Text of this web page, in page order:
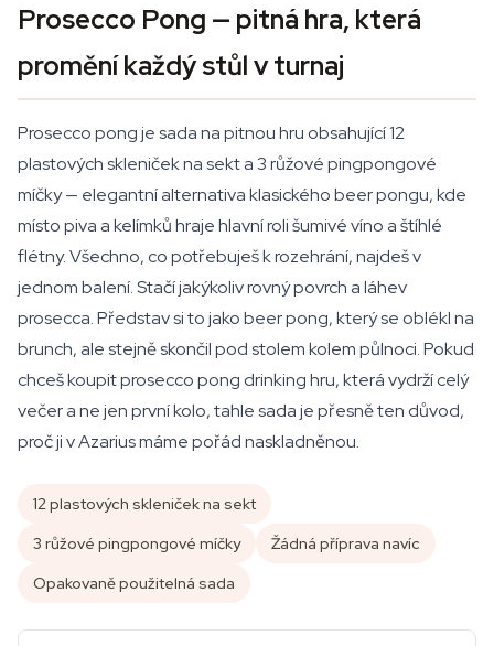
Prosecco Pong — pitná hra, která
promění každý stůl v turnaj
Prosecco pong je sada na pitnou hru obsahující 12
plastových skleniček na sekt a 3 růžové pingpongové
míčky — elegantní alternativa klasického beer pongu, kde
místo piva a kelímků hraje hlavní roli šumivé víno a štíhlé
flétny. Všechno, co potřebuješ k rozehrání, najdeš v
jednom balení. Stačí jakýkoliv rovný povrch a láhev
prosecca. Představ si to jako beer pong, který se oblékl na
brunch, ale stejně skončil pod stolem kolem půlnoci. Pokud
chceš koupit prosecco pong drinking hru, která vydrží celý
večer a ne jen první kolo, tahle sada je přesně ten důvod,
proč ji v Azarius máme pořád naskladněnou.
12 plastových skleniček na sekt
3 růžové pingpongové míčky
Žádná příprava navíc
Opakovaně použitelná sada